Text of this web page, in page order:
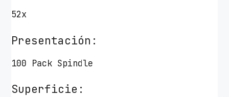
52x
Presentación:
100 Pack Spindle
Superficie: